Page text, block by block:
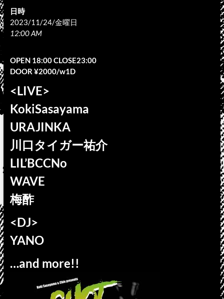
日時
2023/11/24/金曜日
12:00 AM
OPEN 18:00 CLOSE23:00
DOOR ¥2000/w1D
<LIVE>
KokiSasayama
URAJINKA
川口タイガー祐介
LIL’BCCNo
WAVE
梅酢
<DJ>
YANO
…and more!!